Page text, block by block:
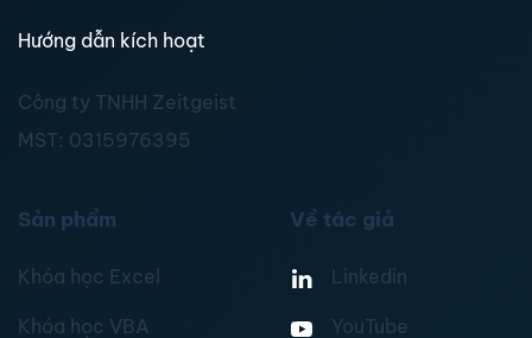
Hướng dẫn kích hoạt
Công ty TNHH Zeitgeist
MST: 0315976395
Sản phẩm
Khóa học Excel
Khóa học VBA
Về tác giả
Linkedin
YouTube